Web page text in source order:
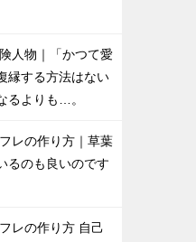
人物｜「かつて愛
縁する方法はない
るよりも…。
レの作り方｜草葉
るのも良いのです
レの作り方 自己